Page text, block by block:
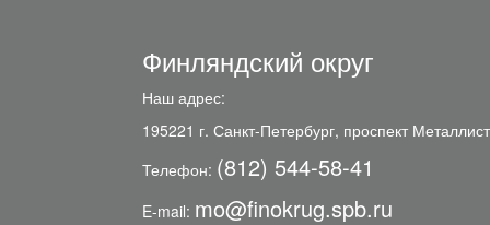
Финляндский округ
Наш адрес:
195221 г. Санкт-Петербург, проспект
Телефон: (812) 544-58-41
E-mail: mo@finokrug.spb.ru